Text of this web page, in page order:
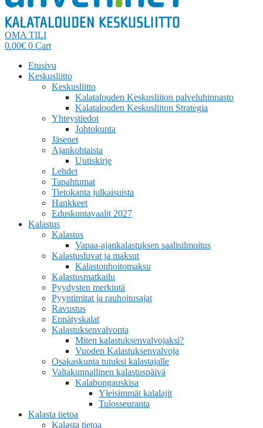
OMA TILI
0.00€ 0 Cart
Etusivu
Keskusliitto
Keskusliitto
Kalatalouden Keskusliiton palveluhinnasto
Kalatalouden Keskusliiton Strategia
Yhteystiedot
Johtokunta
Jäsenet
Ajankohtaista
Uutiskirje
Lehdet
Tapahtumat
Tietokanta julkaisuista
Hankkeet
Eduskuntavaalit 2027
Kalastus
Kalastus
Vapaa-ajankalastuksen saalisilmoitus
Kalastusluvat ja maksut
Kalastonhoitomaksu
Kalastusmatkailu
Pyydysten merkintä
Pyyntimitat ja rauhoitusajat
Ravustus
Ennätyskalat
Kalastuksenvalvonta
Miten kalastuksenvalvojaksi?
Vuoden Kalastuksenvalvoja
Osakaskunta tutuksi kalastajalle
Valtakunnallinen kalastuspäivä
Kalabongauskisa
Yleisimmät kalalajit
Tulosseuranta
Kalasta tietoa
Kalasta tietoa